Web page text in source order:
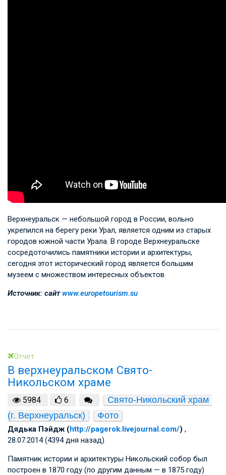
Верхнеуральск — небольшой город в России, вольно
укрепился на берегу реки Урал, является одним из старых
городов южной части Урала. В городе Верхнеуральске
сосредоточились памятники истории и архитектуры,
сегодня этот исторический город является большим
музеем с множеством интересных объектов.
Источник: сайтwww.europetourism.su
Отчет
В верхнеуральском Свято-
Никольском храме
5984 6
Свято-Никольский храм
(г. Верхнеуральск)
Фото
Дядька Пэйдж (http://pagerok.livejournal.com/) ,
28.07.2014 (4394 дня назад)
Памятник истории и архитектуры Никольский собор был
построен в 1870 году (по другим данным — в 1875 году)